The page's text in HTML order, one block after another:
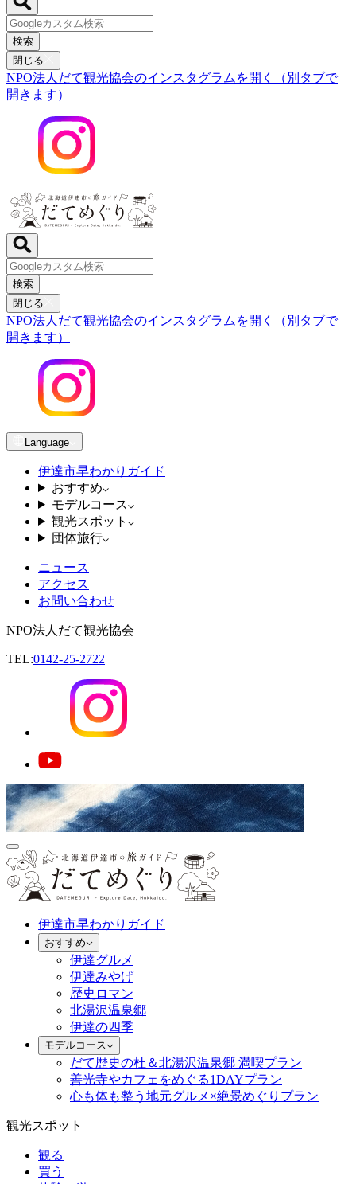
検索
閉じる
NPO法人だて観光協会のインスタグラムを開く（別タブで
開きます）
検索
閉じる
NPO法人だて観光協会のインスタグラムを開く（別タブで
開きます）
Language
伊達市早わかりガイド
おすすめ
モデルコース
観光スポット
団体旅行
ニュース
アクセス
お問い合わせ
NPO法人だて観光協会
TEL:0142-25-2722
伊達市早わかりガイド
おすすめ
伊達グルメ
伊達みやげ
歴史ロマン
北湯沢温泉郷
伊達の四季
モデルコース
だて歴史の杜＆北湯沢温泉郷 満喫プラン
善光寺やカフェをめぐる1DAYプラン
心も体も整う地元グルメ×絶景めぐりプラン
観光スポット
観る
買う